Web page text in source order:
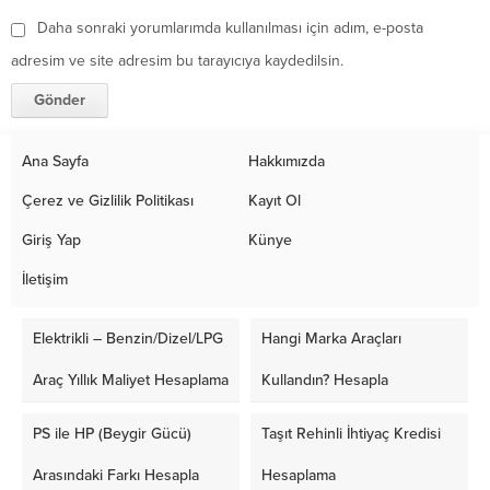
Daha sonraki yorumlarımda kullanılması için adım, e-posta
adresim ve site adresim bu tarayıcıya kaydedilsin.
Ana Sayfa Hakkımızda
Çerez ve Gizlilik Politikası Kayıt Ol
Giriş Yap Künye
İletişim
Elektrikli – Benzin/Dizel/LPG
Araç Yıllık Maliyet Hesaplama
Hangi Marka Araçları
Kullandın? Hesapla
PS ile HP (Beygir Gücü)
Arasındaki Farkı Hesapla
Taşıt Rehinli İhtiyaç Kredisi
Hesaplama